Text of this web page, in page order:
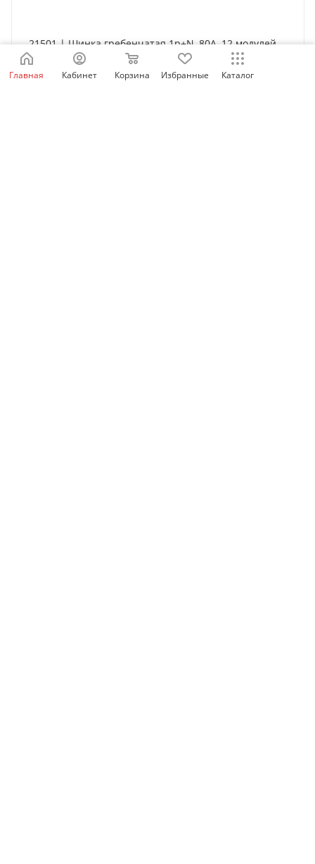
21501 | Шинка гребенчатая 1p+N, 80А, 12 модулей
по 18мм, Schneider Electric
Нет в наличии
Главная Кабинет Корзина Избранные Каталог